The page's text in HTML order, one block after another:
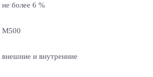
не более 6 %
M500
внешние и внутренние